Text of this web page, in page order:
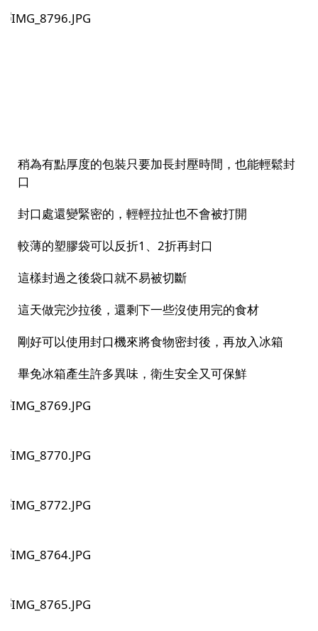
稍為有點厚度的包裝只要加長封壓時間，也能輕鬆封
口
封口處還變緊密的，輕輕拉扯也不會被打開
較薄的塑膠袋可以反折1 、 2折再封口
這樣封過之後袋口就不易被切斷
這天做完沙拉後，還剩下一些沒使用完的食材
剛好可以使用封口機來將食物密封後，再放入冰箱
畢免冰箱產生許多異味，衛生安全又可保鮮